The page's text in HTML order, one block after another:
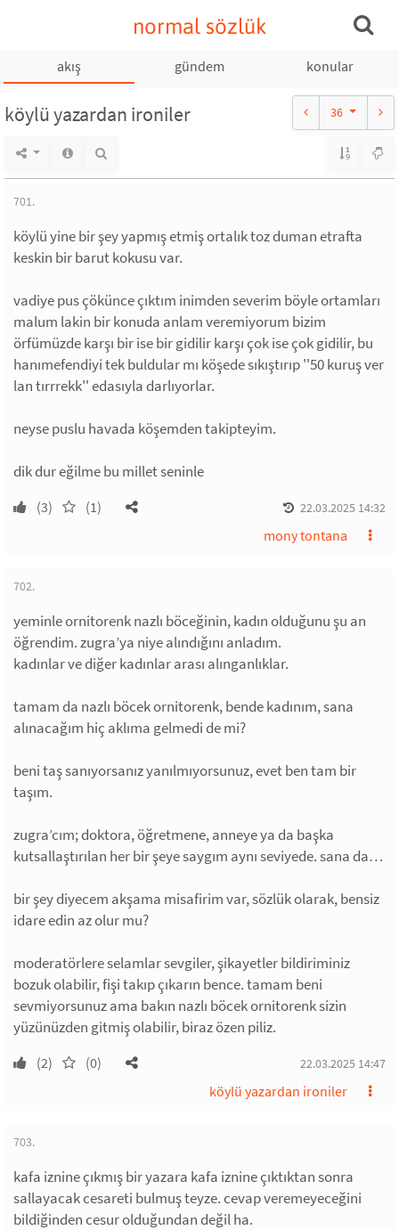
normal sözlük
akış gündem konular
köylü yazardan ironiler 36
701.
köylü yine bir şey yapmış etmiş ortalık toz duman etrafta
keskin bir barut kokusu var.
vadiye pus çökünce çıktım inimden severim böyle ortamları
malum lakin bir konuda anlam veremiyorum bizim
örfümüzde karşı bir ise bir gidilir karşı çok ise çok gidilir, bu
hanımefendiyi tek buldular mı köşede sıkıştırıp ''50 kuruş ver
lan tırrrekk'' edasıyla darlıyorlar.
neyse puslu havada köşemden takipteyim.
dik dur eğilme bu millet seninle
(3) (1) 22.03.2025 14:32
mony tontana
702.
yeminle ornitorenk nazlı böceğinin, kadın olduğunu şu an
öğrendim. zugra’ya niye alındığını anladım.
kadınlar ve diğer kadınlar arası alınganlıklar.
tamam da nazlı böcek ornitorenk, bende kadınım, sana
alınacağım hiç aklıma gelmedi de mi?
beni taş sanıyorsanız yanılmıyorsunuz, evet ben tam bir
taşım.
zugra’cım; doktora, öğretmene, anneye ya da başka
kutsallaştırılan her bir şeye saygım aynı seviyede. sana da…
bir şey diyecem akşama misafirim var, sözlük olarak, bensiz
idare edin az olur mu?
moderatörlere selamlar sevgiler, şikayetler bildiriminiz
bozuk olabilir, fişi takıp çıkarın bence. tamam beni
sevmiyorsunuz ama bakın nazlı böcek ornitorenk sizin
yüzünüzden gitmiş olabilir, biraz özen piliz.
(2) (0) 22.03.2025 14:47
köylü yazardan ironiler
703.
kafa iznine çıkmış bir yazara kafa iznine çıktıktan sonra
sallayacak cesareti bulmuş teyze. cevap veremeyeceğini
bildiğinden cesur olduğundan değil ha.